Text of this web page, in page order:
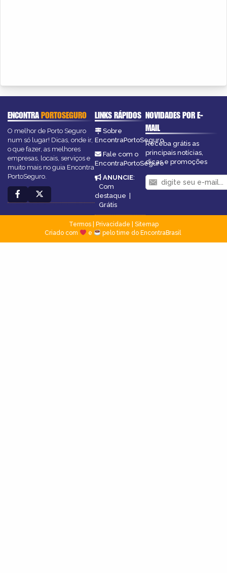
ENCONTRAPORTOSEGURO
O melhor de Porto Seguro
num só lugar! Dicas, onde ir,
o que fazer, as melhores
empresas, locais, serviços e
muito mais no guia Encontra
PortoSeguro.
LINKS RÁPIDOS
Sobre
EncontraPortoSeguro
Fale com o
EncontraPortoSeguro
ANUNCIE:
Com
destaque |
Grátis
NOVIDADES POR E-
MAIL
Receba grátis as
principais notícias,
dicas e promoções
Termos| Privacidade
Sitemap
Criado com
e pelo time do EncontraBrasil